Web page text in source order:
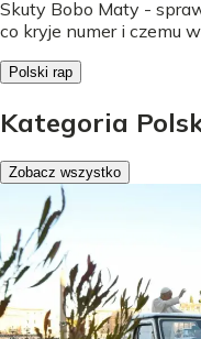
Skuty Bobo Maty -
co kryje numer i czemu
Polski rap
Kategoria
Zobacz wszystko